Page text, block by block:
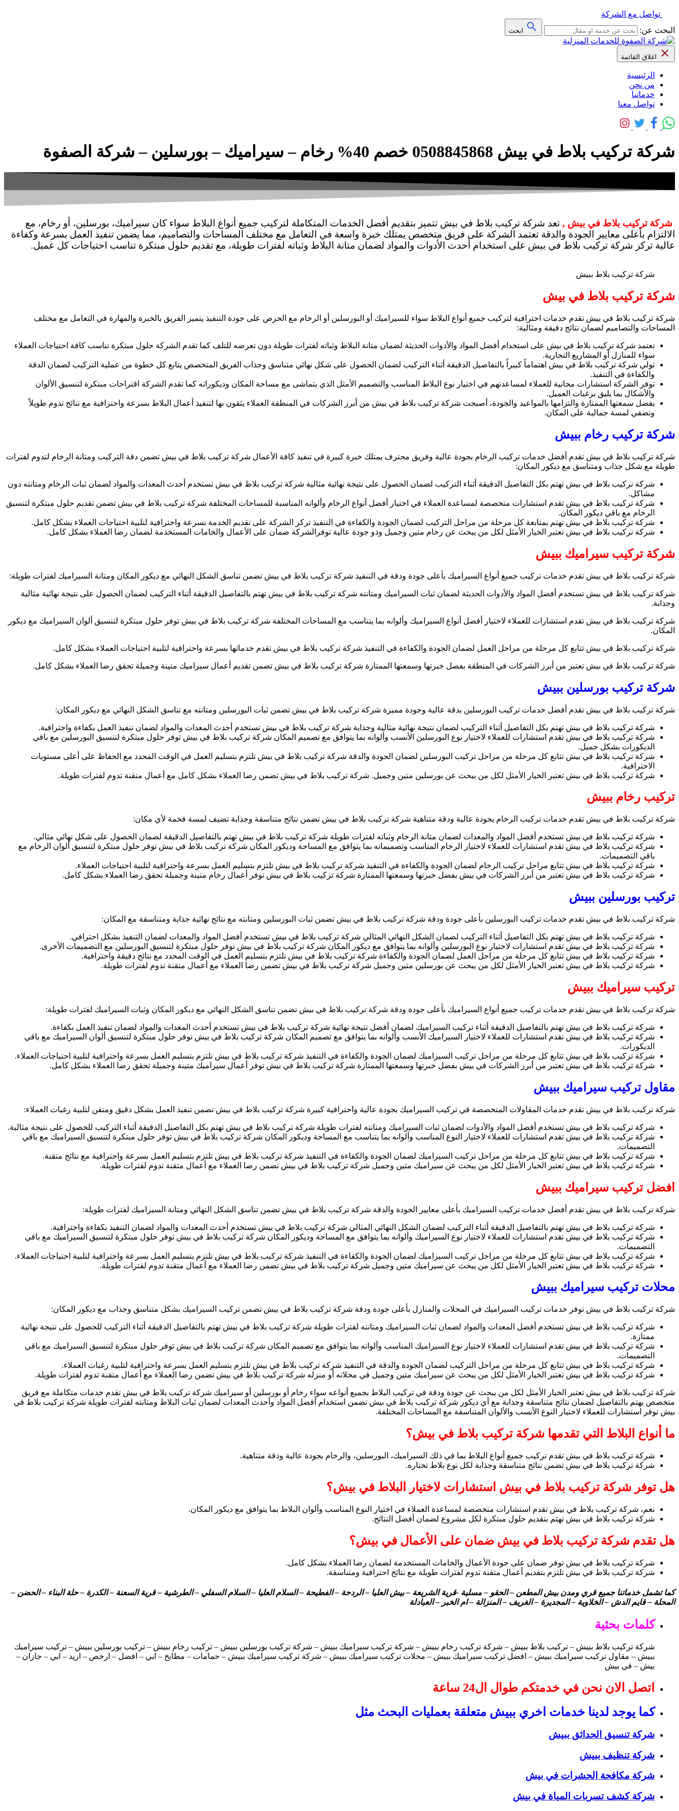
تواصل مع الشركة
البحث عن:
ابحث
اغلاق القائمة
الرئيسية
من نحن
خدماتنا
تواصل معنا
شركة تركيب بلاط في بيش 0508845868 خصم 40% رخام – سيراميك – بورسلين – شركة الصفوة
شركة تركيب بلاط في بيش , تعد شركة تركيب بلاط في بيش تتميز بتقديم أفضل الخدمات المتكاملة لتركيب جميع أنواع البلاط سواء كان سيراميك، بورسلين، أو رخام، مع
الالتزام بأعلى معايير الجودة والدقة تعتمد الشركة على فريق متخصص يمتلك خبرة واسعة في التعامل مع مختلف المساحات والتصاميم، مما يضمن تنفيذ العمل بسرعة وكفاءة
عالية تركز شركة تركيب بلاط في بيش على استخدام أحدث الأدوات والمواد لضمان متانة البلاط وثباته لفترات طويلة، مع تقديم حلول مبتكرة تناسب احتياجات كل عميل.
شركة تركيب بلاط ببيش
شركة تركيب بلاط في بيش
شركة تركيب بلاط في بيش تقدم خدمات احترافية لتركيب جميع أنواع البلاط سواء للسيراميك أو البورسلين أو الرخام مع الحرص على جودة التنفيذ يتميز الفريق بالخبرة والمهارة في التعامل مع مختلف
المساحات والتصاميم لضمان نتائج دقيقة ومثالية:
تعتمد شركة تركيب بلاط في بيش على استخدام أفضل المواد والأدوات الحديثة لضمان متانة البلاط وثباته لفترات طويلة دون تعرضه للتلف كما تقدم الشركة حلول مبتكرة تناسب كافة احتياجات العملاء
سواء للمنازل أو المشاريع التجارية.
تولي شركة تركيب بلاط في بيش اهتماماً كبيراً بالتفاصيل الدقيقة أثناء التركيب لضمان الحصول على شكل نهائي متناسق وجذاب الفريق المتخصص يتابع كل خطوة من عملية التركيب لضمان الدقة
والكفاءة في التنفيذ.
توفر الشركة استشارات مجانية للعملاء لمساعدتهم في اختيار نوع البلاط المناسب والتصميم الأمثل الذي يتماشى مع مساحة المكان وديكوراته كما تقدم الشركة اقتراحات مبتكرة لتنسيق الألوان
والأشكال بما يليق برغبات العميل.
بفضل سمعتها الممتازة والتزامها بالمواعيد والجودة، أصبحت شركة تركيب بلاط في بيش من أبرز الشركات في المنطقة العملاء يثقون بها لتنفيذ أعمال البلاط بسرعة واحترافية مع نتائج تدوم طويلاً
وتضفي لمسة جمالية على المكان.
شركة تركيب رخام ببيش
شركة تركيب بلاط في بيش تقدم أفضل خدمات تركيب الرخام بجودة عالية وفريق محترف يمتلك خبرة كبيرة في تنفيذ كافة الأعمال شركة تركيب بلاط في بيش تضمن دقة التركيب ومتانة الرخام لتدوم لفترات
طويلة مع شكل جذاب ومتناسق مع ديكور المكان:
شركة تركيب بلاط في بيش تهتم بكل التفاصيل الدقيقة أثناء التركيب لضمان الحصول على نتيجة نهائية مثالية شركة تركيب بلاط في بيش تستخدم أحدث المعدات والمواد لضمان ثبات الرخام ومتانته دون
مشاكل.
شركة تركيب بلاط في بيش تقدم استشارات متخصصة لمساعدة العملاء في اختيار أفضل أنواع الرخام وألوانه المناسبة للمساحات المختلفة شركة تركيب بلاط في بيش تضمن تقديم حلول مبتكرة لتنسيق
الرخام مع باقي ديكور المكان.
شركة تركيب بلاط في بيش تهتم بمتابعة كل مرحلة من مراحل التركيب لضمان الجودة والكفاءة في التنفيذ تركز الشركة على تقديم الخدمة بسرعة واحترافية لتلبية احتياجات العملاء بشكل كامل.
شركة تركيب بلاط في بيش تعتبر الخيار الأمثل لكل من يبحث عن رخام متين وجميل وذو جودة عالية توفرالشركة ضمان على الأعمال والخامات المستخدمة لضمان رضا العملاء بشكل كامل.
شركة تركيب سيراميك ببيش
شركة تركيب بلاط في بيش تقدم خدمات تركيب جميع أنواع السيراميك بأعلى جودة ودقة في التنفيذ شركة تركيب بلاط في بيش تضمن تناسق الشكل النهائي مع ديكور المكان ومتانة السيراميك لفترات طويلة:
شركة تركيب بلاط في بيش تستخدم أفضل المواد والأدوات الحديثة لضمان ثبات السيراميك ومتانته شركة تركيب بلاط في بيش تهتم بالتفاصيل الدقيقة أثناء التركيب لضمان الحصول على نتيجة نهائية مثالية
وجذابة.
شركة تركيب بلاط في بيش تقدم استشارات للعملاء لاختيار أفضل أنواع السيراميك وألوانه بما يتناسب مع المساحات المختلفة شركة تركيب بلاط في بيش توفر حلول مبتكرة لتنسيق ألوان السيراميك مع ديكور
المكان.
شركة تركيب بلاط في بيش تتابع كل مرحلة من مراحل العمل لضمان الجودة والكفاءة في التنفيذ شركة تركيب بلاط في بيش تقدم خدماتها بسرعة واحترافية لتلبية احتياجات العملاء بشكل كامل.
شركة تركيب بلاط في بيش تعتبر من أبرز الشركات في المنطقة بفضل خبرتها وسمعتها الممتازة شركة تركيب بلاط في بيش تضمن تقديم أعمال سيراميك متينة وجميلة تحقق رضا العملاء بشكل كامل.
شركة تركيب بورسلين ببيش
شركة تركيب بلاط في بيش تقدم أفضل خدمات تركيب البورسلين بدقة عالية وجودة مميزة شركة تركيب بلاط في بيش تضمن ثبات البورسلين ومتانته مع تناسق الشكل النهائي مع ديكور المكان:
شركة تركيب بلاط في بيش تهتم بكل التفاصيل أثناء التركيب لضمان نتيجة نهائية مثالية وجذابة شركة تركيب بلاط في بيش تستخدم أحدث المعدات والمواد لضمان تنفيذ العمل بكفاءة واحترافية.
شركة تركيب بلاط في بيش تقدم استشارات للعملاء لاختيار نوع البورسلين الأنسب وألوانه بما يتوافق مع تصميم المكان شركة تركيب بلاط في بيش توفر حلول مبتكرة لتنسيق البورسلين مع باقي
الديكورات بشكل جميل.
شركة تركيب بلاط في بيش تتابع كل مرحلة من مراحل تركيب البورسلين لضمان الجودة والدقة شركة تركيب بلاط في بيش تلتزم بتسليم العمل في الوقت المحدد مع الحفاظ على أعلى مستويات
الاحترافية.
شركة تركيب بلاط في بيش تعتبر الخيار الأمثل لكل من يبحث عن بورسلين متين وجميل. شركة تركيب بلاط في بيش تضمن رضا العملاء بشكل كامل مع أعمال متقنة تدوم لفترات طويلة.
تركيب رخام ببيش
شركة تركيب بلاط في بيش تقدم خدمات تركيب الرخام بجودة عالية ودقة متناهية شركة تركيب بلاط في بيش تضمن نتائج متناسقة وجذابة تضيف لمسة فخمة لأي مكان:
شركة تركيب بلاط في بيش تستخدم أفضل المواد والمعدات لضمان متانة الرخام وثباته لفترات طويلة شركة تركيب بلاط في بيش تهتم بالتفاصيل الدقيقة لضمان الحصول على شكل نهائي مثالي.
شركة تركيب بلاط في بيش تقدم استشارات للعملاء لاختيار الرخام المناسب وتصميماته بما يتوافق مع المساحة وديكور المكان شركة تركيب بلاط في بيش توفر حلول مبتكرة لتنسيق ألوان الرخام مع
باقي التصميمات.
شركة تركيب بلاط في بيش تتابع مراحل تركيب الرخام لضمان الجودة والكفاءة في التنفيذ شركة تركيب بلاط في بيش تلتزم بتسليم العمل بسرعة واحترافية لتلبية احتياجات العملاء.
شركة تركيب بلاط في بيش تعتبر من أبرز الشركات في بيش بفضل خبرتها وسمعتها الممتازة شركة تركيب بلاط في بيش توفر أعمال رخام متينة وجميلة تحقق رضا العملاء بشكل كامل.
تركيب بورسلين ببيش
شركة تركيب بلاط في بيش تقدم خدمات تركيب البورسلين بأعلى جودة ودقة شركة تركيب بلاط في بيش تضمن ثبات البورسلين ومتانته مع نتائج نهائية جذابة ومتناسقة مع المكان:
شركة تركيب بلاط في بيش تهتم بكل التفاصيل أثناء التركيب لضمان الشكل النهائي المثالي شركة تركيب بلاط في بيش تستخدم أفضل المواد والمعدات لضمان التنفيذ بشكل احترافي.
شركة تركيب بلاط في بيش تقدم استشارات لاختيار نوع البورسلين وألوانه بما يتوافق مع ديكور المكان شركة تركيب بلاط في بيش توفر حلول مبتكرة لتنسيق البورسلين مع التصميمات الأخرى.
شركة تركيب بلاط في بيش تتابع كل مرحلة من مراحل العمل لضمان الجودة والكفاءة شركة تركيب بلاط في بيش تلتزم بتسليم العمل في الوقت المحدد مع نتائج دقيقة واحترافية.
شركة تركيب بلاط في بيش تعتبر الخيار الأمثل لكل من يبحث عن بورسلين متين وجميل شركة تركيب بلاط في بيش تضمن رضا العملاء مع أعمال متقنة تدوم لفترات طويلة.
تركيب سيراميك ببيش
شركة تركيب بلاط في بيش تقدم خدمات تركيب جميع أنواع السيراميك بأعلى جودة ودقة شركة تركيب بلاط في بيش تضمن تناسق الشكل النهائي مع ديكور المكان وثبات السيراميك لفترات طويلة:
شركة تركيب بلاط في بيش تهتم بالتفاصيل الدقيقة أثناء تركيب السيراميك لضمان أفضل نتيجة نهائية شركة تركيب بلاط في بيش تستخدم أحدث المعدات والمواد لضمان تنفيذ العمل بكفاءة.
شركة تركيب بلاط في بيش تقدم استشارات للعملاء لاختيار السيراميك الأنسب وألوانه بما يتوافق مع تصميم المكان شركة تركيب بلاط في بيش توفر حلول مبتكرة لتنسيق ألوان السيراميك مع باقي
الديكورات.
شركة تركيب بلاط في بيش تتابع كل مرحلة من مراحل تركيب السيراميك لضمان الجودة والكفاءة في التنفيذ شركة تركيب بلاط في بيش تلتزم بتسليم العمل بسرعة واحترافية لتلبية احتياجات العملاء.
شركة تركيب بلاط في بيش تعتبر من أبرز الشركات في بيش بفضل خبرتها وسمعتها الممتازة شركة تركيب بلاط في بيش توفر أعمال سيراميك متينة وجميلة تحقق رضا العملاء بشكل كامل.
مقاول تركيب سيراميك ببيش
شركة تركيب بلاط في بيش تقدم خدمات المقاولات المتخصصة في تركيب السيراميك بجودة عالية واحترافية كبيرة شركة تركيب بلاط في بيش تضمن تنفيذ العمل بشكل دقيق ومتقن لتلبية رغبات العملاء:
شركة تركيب بلاط في بيش تستخدم أفضل المواد والأدوات لضمان ثبات السيراميك ومتانته لفترات طويلة شركة تركيب بلاط في بيش تهتم بكل التفاصيل الدقيقة أثناء التركيب للحصول على نتيجة مثالية.
شركة تركيب بلاط في بيش تقدم استشارات للعملاء لاختيار النوع المناسب وألوانه بما يتناسب مع المساحة وديكور المكان شركة تركيب بلاط في بيش توفر حلول مبتكرة لتنسيق السيراميك مع باقي
التصميمات.
شركة تركيب بلاط في بيش تتابع كل مرحلة من مراحل تركيب السيراميك لضمان الجودة والكفاءة في التنفيذ شركة تركيب بلاط في بيش تلتزم بتسليم العمل بسرعة واحترافية مع نتائج متقنة.
شركة تركيب بلاط في بيش تعتبر الخيار الأمثل لكل من يبحث عن سيراميك متين وجميل شركة تركيب بلاط في بيش تضمن رضا العملاء مع أعمال متقنة تدوم لفترات طويلة.
افضل تركيب سيراميك ببيش
شركة تركيب بلاط في بيش تقدم أفضل خدمات تركيب السيراميك بأعلى معايير الجودة والدقة شركة تركيب بلاط في بيش تضمن تناسق الشكل النهائي ومتانة السيراميك لفترات طويلة:
شركة تركيب بلاط في بيش تهتم بالتفاصيل الدقيقة أثناء التركيب لضمان الشكل النهائي المثالي شركة تركيب بلاط في بيش تستخدم أحدث المعدات والمواد لضمان التنفيذ بكفاءة واحترافية.
شركة تركيب بلاط في بيش تقدم استشارات للعملاء لاختيار نوع السيراميك وألوانه بما يتوافق مع المساحة وديكور المكان شركة تركيب بلاط في بيش توفر حلول مبتكرة لتنسيق السيراميك مع باقي
التصميمات.
شركة تركيب بلاط في بيش تتابع كل مرحلة من مراحل تركيب السيراميك لضمان الجودة والكفاءة في التنفيذ شركة تركيب بلاط في بيش تلتزم بتسليم العمل بسرعة واحترافية لتلبية احتياجات العملاء.
شركة تركيب بلاط في بيش تعتبر الخيار الأمثل لكل من يبحث عن سيراميك متين وجميل شركة تركيب بلاط في بيش تضمن رضا العملاء مع أعمال متقنة تدوم لفترات طويلة.
محلات تركيب سيراميك ببيش
شركة تركيب بلاط في بيش توفر خدمات تركيب السيراميك في المحلات والمنازل بأعلى جودة ودقة شركة تركيب بلاط في بيش تضمن تركيب السيراميك بشكل متناسق وجذاب مع ديكور المكان:
شركة تركيب بلاط في بيش تستخدم أفضل المعدات والمواد لضمان ثبات السيراميك ومتانته لفترات طويلة شركة تركيب بلاط في بيش تهتم بالتفاصيل الدقيقة أثناء التركيب للحصول على نتيجة نهائية
ممتازة.
شركة تركيب بلاط في بيش تقدم استشارات للعملاء لاختيار نوع السيراميك المناسب وألوانه بما يتوافق مع تصميم المكان شركة تركيب بلاط في بيش توفر حلول مبتكرة لتنسيق السيراميك مع باقي
التصميمات.
شركة تركيب بلاط في بيش تتابع كل مرحلة من مراحل التركيب لضمان الجودة والدقة في التنفيذ شركة تركيب بلاط في بيش تلتزم بتسليم العمل بسرعة واحترافية لتلبية رغبات العملاء.
شركة تركيب بلاط في بيش تعتبر الخيار الأمثل لكل من يبحث عن سيراميك متين وجميل في محلاته أو منزله شركة تركيب بلاط في بيش تضمن رضا العملاء مع أعمال متقنة تدوم لفترات طويلة.
شركة تركيب بلاط في بيش تعتبر الخيار الأمثل لكل من يبحث عن جودة ودقة في تركيب البلاط بجميع أنواعه سواء رخام أو بورسلين أو سيراميك شركة تركيب بلاط في بيش تقدم خدمات متكاملة مع فريق
متخصص يهتم بالتفاصيل لضمان نتائج متناسقة وجذابة مع أي ديكور شركة تركيب بلاط في بيش تضمن استخدام أفضل المواد وأحدث المعدات لضمان ثبات البلاط ومتانته لفترات طويلة شركة تركيب بلاط في
بيش توفر استشارات للعملاء لاختيار النوع الأنسب والألوان المتناسقة مع المساحات المختلفة.
ما أنواع البلاط التي تقدمها شركة تركيب بلاط في بيش؟
شركة تركيب بلاط في بيش تقدم تركيب جميع أنواع البلاط بما في ذلك السيراميك، البورسلين، والرخام بجودة عالية ودقة متناهية.
شركة تركيب بلاط في بيش تضمن نتائج متناسقة وجذابة لكل نوع بلاط تختاره.
هل توفر شركة تركيب بلاط في بيش استشارات لاختيار البلاط في بيش؟
نعم، شركة تركيب بلاط في بيش تقدم استشارات متخصصة لمساعدة العملاء في اختيار النوع المناسب وألوان البلاط بما يتوافق مع ديكور المكان.
شركة تركيب بلاط في بيش تهتم بتقديم حلول مبتكرة لكل مشروع لضمان أفضل النتائج.
هل تقدم شركة تركيب بلاط في بيش ضمان على الأعمال في بيش؟
شركة تركيب بلاط في بيش توفر ضمان على جودة الأعمال والخامات المستخدمة لضمان رضا العملاء بشكل كامل.
شركة تركيب بلاط في بيش تلتزم بتقديم أعمال متقنة تدوم لفترات طويلة مع نتائج احترافية ومتناسقة.
كما تشمل خدماتنا جميع قري ومدن بيش المطعن – الحقو – مسلية -قرية الشريعة – بيش العليا – الردحة – الفطيحة – السلام العليا – السلام السفلي – الطرشية – قرية السعنة – الكدرة – حلة البناء – الحضن –
المحلة – قايم الدش – الخلاوية – المجديرة – الغريف – المنزالة – ام الخبر – العبادلة
كلمات بحثية
شركة تركيب بلاط ببيش – تركيب بلاط ببيش – شركة تركيب رخام ببيش – شركة تركيب سيراميك ببيش – شركة تركيب بورسلين ببيش – تركيب رخام ببيش – تركيب بورسلين ببيش – تركيب سيراميك
ببيش – مقاول تركيب سيراميك ببيش – افضل تركيب سيراميك ببيش – محلات تركيب سيراميك ببيش – شركة تركيب سيراميك ببيش – حمامات – مطابخ – ابي – افضل – ارخص – اريد – ابي – جازان –
بيش – في بيش
اتصل الان نحن في خدمتكم طوال ال24 ساعة
كما يوجد لدينا خدمات اخري ببيش متعلقة بعمليات البحث مثل
شركة تنسيق الحدائق ببيش
شركة تنظيف ببيش
شركة مكافحة الحشرات في بيش
شركة كشف تسربات المياة في بيش